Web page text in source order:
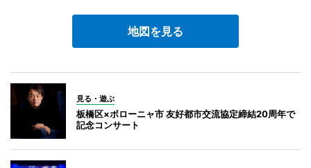
地図を見る
見る・遊ぶ
板橋区×ボローニャ市 友好都市交流協定締結20周年で
記念コンサート